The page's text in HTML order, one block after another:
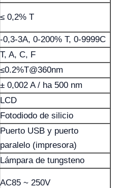
≤ 0,2% T
-0,3-3A, 0-200% T, 0-9999C
T, A, C, F
≤0.2%T@360nm
± 0,002 A / ha 500 nm
LCD
Fotodiodo de silicio
Puerto USB y puerto
paralelo (impresora)
Lámpara de tungsteno
AC85 ~ 250V